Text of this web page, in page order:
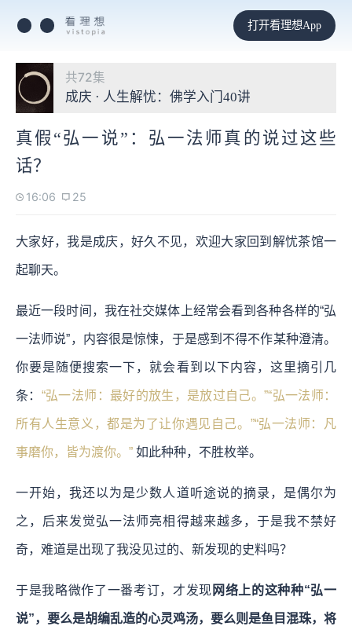
打开看理想App
共72集
成庆 · 人生解忧：佛学入门40讲
真假“弘一说”：弘一法师真的说过这些
话？
16:06 25
大家好，我是成庆，好久不见，欢迎大家回到解忧茶馆一
起聊天。
最近一段时间，我在社交媒体上经常会看到各种各样的“弘
一法师说”，内容很是惊悚，于是感到不得不作某种澄清。
你要是随便搜索一下，就会看到以下内容，这里摘引几
条： “弘一法师：最好的放生，是放过自己。”“弘一法师：
所有人生意义，都是为了让你遇见自己。”“弘一法师：凡
事磨你，皆为渡你。” 如此种种，不胜枚举。
一开始，我还以为是少数人道听途说的摘录，是偶尔为
之，后来发觉弘一法师亮相得越来越多，于是我不禁好
奇，难道是出现了我没见过的、新发现的史料吗？
于是我略微作了一番考订，才发现 网络上的这种种“弘一
说”，要么是胡编乱造的心灵鸡汤，要么则是鱼目混珠，将